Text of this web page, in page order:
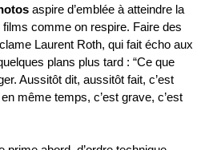
aspire d’emblée à atteindre la
films comme on respire. Faire des
Laurent Roth, qui fait écho aux
plans plus tard : “Ce que
Aussitôt dit, aussitôt fait, c’est
même temps, c’est grave, c’est